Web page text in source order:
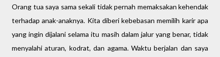
Orang tua saya sama sekali tidak pernah memaksakan kehendak
terhadap anak-anaknya. Kita diberi kebebasan memilih karir apa
yang ingin dijalani selama itu masih dalam jalur yang benar, tidak
menyalahi aturan, kodrat, dan agama. Waktu berjalan dan saya